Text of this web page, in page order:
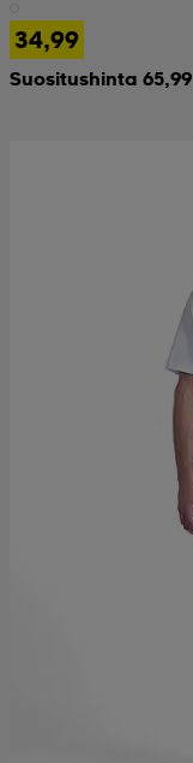
34,99
Suositushinta 65,99